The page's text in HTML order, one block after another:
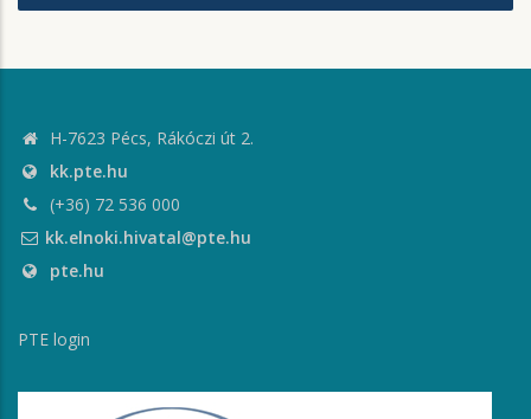
H-7623 Pécs, Rákóczi út 2.
kk.pte.hu
(+36) 72 536 000
kk.elnoki.hivatal@pte.hu
pte.hu
PTE login